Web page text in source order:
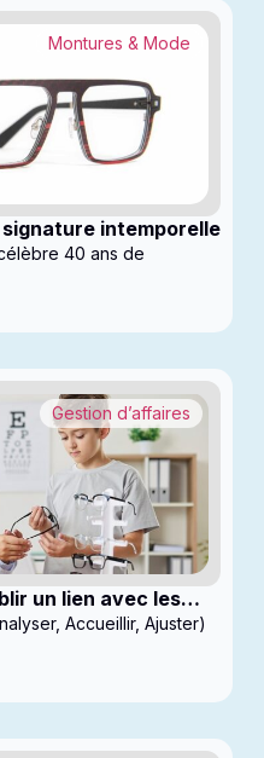
intemporelle
Montures & Mode
40 ans de
un lien avec les
Gestion d’affaires
Accueillir, Ajuster)